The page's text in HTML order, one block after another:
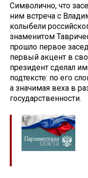
Символично, что
ним встреча с
колыбели
знаменитом
прошло первое
первый акцент в
президент сделал
подтексте: по его
а значимая веха в
государственности.